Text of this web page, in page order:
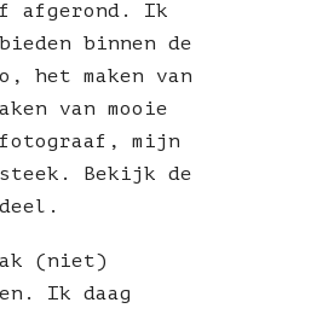
afgerond. Ik
binnen de
het maken van
van mooie
mijn
Bekijk de
(niet)
Ik daag